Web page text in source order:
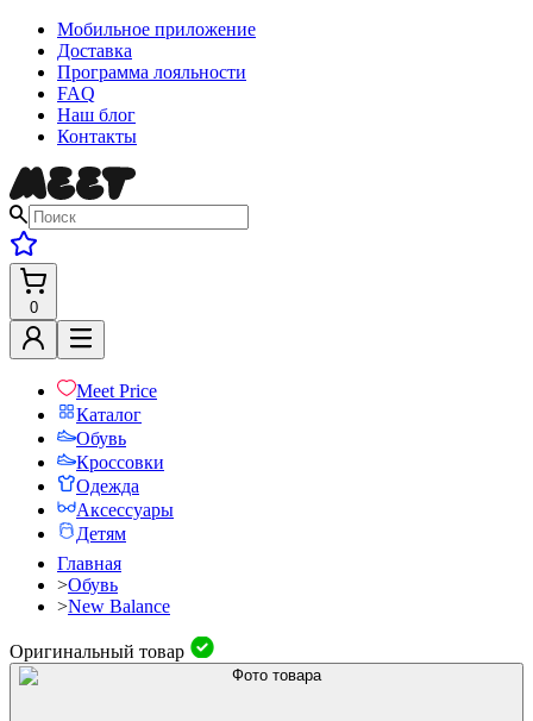
Мобильное приложение
Доставка
Программа лояльности
FAQ
Наш блог
Контакты
0
Meet Price
Каталог
Обувь
Кроссовки
Одежда
Аксессуары
Детям
Главная
>Обувь
>New Balance
Оригинальный товар